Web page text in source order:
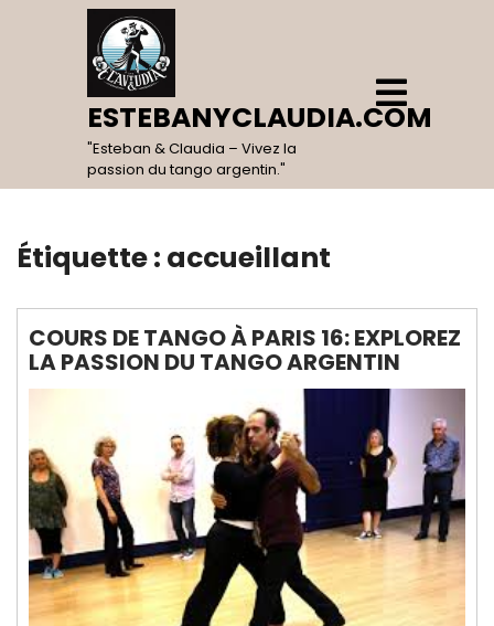
ESTEBANYCLAUDIA.COM
"Esteban & Claudia – Vivez la
passion du tango argentin."
Open
Menu
Étiquette : accueillant
COURS DE TANGO À PARIS 16: EXPLOREZ
LA PASSION DU TANGO ARGENTIN